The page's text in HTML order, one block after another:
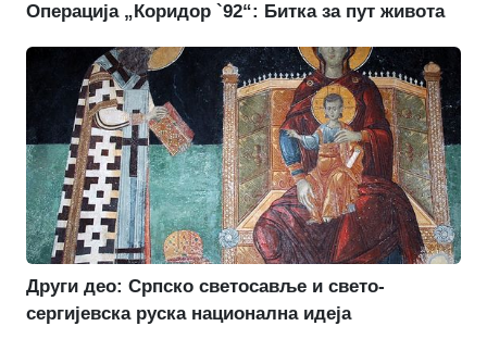
Операција „Коридор `92“: Битка за пут живота
Други део: Српско светосавље и свето-
сергијевска руска национална идеја